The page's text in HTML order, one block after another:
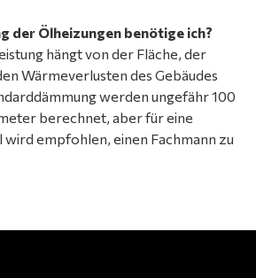
der Ölheizungen benötige ich?
hängt von der Fläche, der
Wärmeverlusten des Gebäudes
werden ungefähr 100
berechnet, aber für eine
wird empfohlen, einen Fachmann zu